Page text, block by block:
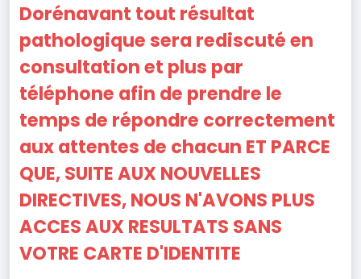
Dorénavant tout résultat
pathologique sera rediscuté en
consultation et plus par
téléphone afin de prendre le
temps de répondre correctement
aux attentes de chacun ET PARCE
QUE, SUITE AUX NOUVELLES
DIRECTIVES, NOUS N'AVONS PLUS
ACCES AUX RESULTATS SANS
VOTRE CARTE D'IDENTITE